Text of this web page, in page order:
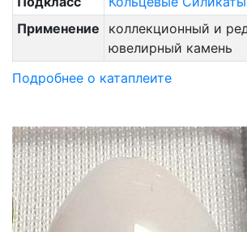
Применение
коллекционный и
ювелирный камень
Подробнее о катаплеите